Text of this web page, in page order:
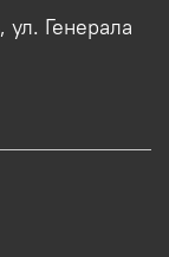
Генерала